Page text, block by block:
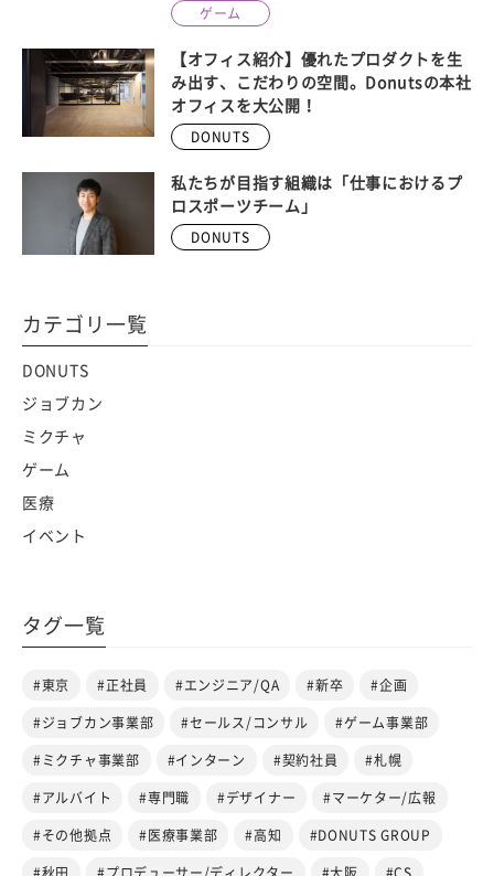
ゲーム
【オフィス紹介】優れたプロダクトを生
み出す、こだわりの空間。Donutsの本社
オフィスを大公開！
DONUTS
私たちが目指す組織は「仕事におけるプ
ロスポーツチーム」
DONUTS
カテゴリ一覧
DONUTS
ジョブカン
ミクチャ
ゲーム
医療
イベント
タグ一覧
#東京 #正社員 #エンジニア/QA #新卒 #企画
#ジョブカン事業部 #セールス/コンサル #ゲーム事業部
#ミクチャ事業部 #インターン #契約社員 #札幌
#アルバイト #専門職 #デザイナー #マーケター/広報
#その他拠点 #医療事業部 #高知 #DONUTS GROUP
#秋田 #プロデューサー/ディレクター #大阪 #CS